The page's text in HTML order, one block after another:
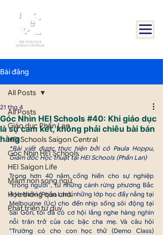
Bài đăng
All Posts
Giáo dục Phần Lan
HEI Schools Saigon Central
Góc Nhìn HEI Schools
HEI Saigon Life
Mầm non song ngữ
Học thông qua chơi
Phát triển tư duy
All Posts
Góc Nhìn HEI Schools #40: Khi giáo dục
là sự cam kết, không phải chiêu bài bán
hàng
21 thg 4
*Bài viết được thực hiện bởi cô Paula Hoppu,
Giám đốc Học thuật tại HEI Schools (Phần Lan)
Trong hơn 40 năm cống hiến cho sự nghiệp
"trồng người", từ những cánh rừng phương Bắc
ở Helsinki (Phần Lan), những lớp học đầy nắng tại
Melbourne (Úc) cho đến nhịp sống sôi động tại
Sài Gòn, tôi đã có cơ hội lắng nghe hàng nghìn
nỗi trăn trở của các bậc cha mẹ. Và câu hỏi
"Trường có cho con học thử (Demo Class)